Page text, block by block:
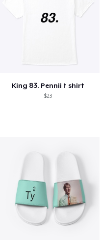
King 83. Pennii t shirt
$23